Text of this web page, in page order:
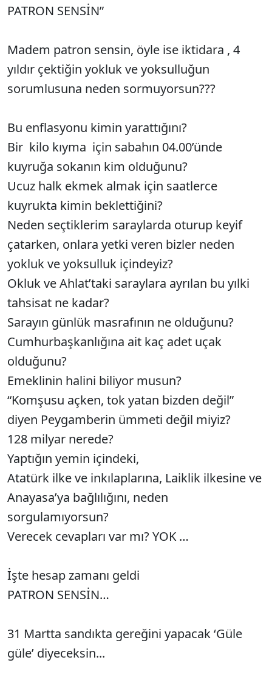
PATRON SENSİN”
Madem patron sensin, öyle ise iktidara , 4
yıldır çektiğin yokluk ve yoksulluğun
sorumlusuna neden sormuyorsun???
Bu enflasyonu kimin yarattığını?
Bir kilo kıyma için sabahın 04.00’ünde
kuyruğa sokanın kim olduğunu?
Ucuz halk ekmek almak için saatlerce
kuyrukta kimin beklettiğini?
Neden seçtiklerim saraylarda oturup keyif
çatarken, onlara yetki veren bizler neden
yokluk ve yoksulluk içindeyiz?
Okluk ve Ahlat’taki saraylara ayrılan bu yılki
tahsisat ne kadar?
Sarayın günlük masrafının ne olduğunu?
Cumhurbaşkanlığına ait kaç adet uçak
olduğunu?
Emeklinin halini biliyor musun?
“Komşusu açken, tok yatan bizden değil”
diyen Peygamberin ümmeti değil miyiz?
128 milyar nerede?
Yaptığın yemin içindeki,
Atatürk ilke ve inkılaplarına, Laiklik ilkesine ve
Anayasa’ya bağlılığını, neden
sorgulamıyorsun?
Verecek cevapları var mı? YOK …
İşte hesap zamanı geldi
PATRON SENSİN…
31 Martta sandıkta gereğini yapacak ‘Güle
güle’ diyeceksin...